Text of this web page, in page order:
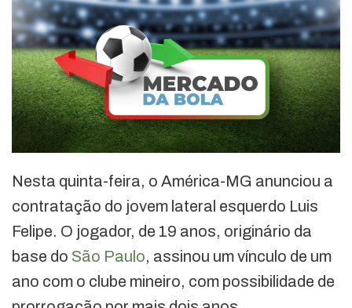
Nesta quinta-feira, o América-MG anunciou a
contratação do jovem lateral esquerdo Luis
Felipe. O jogador, de 19 anos, originário da
base do São Paulo, assinou um vínculo de um
ano com o clube mineiro, com possibilidade de